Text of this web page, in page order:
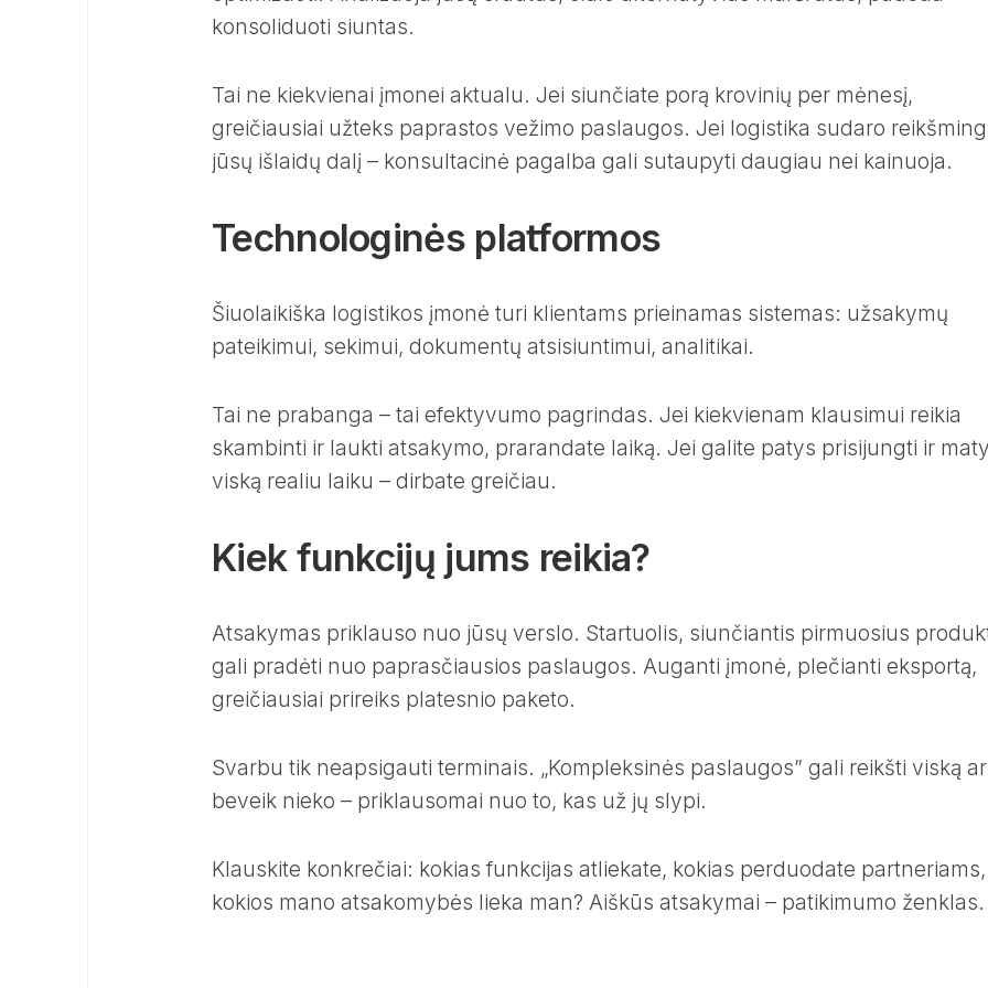
konsoliduoti siuntas.
Tai ne kiekvienai įmonei aktualu. Jei siunčiate porą krovinių per mėnesį,
greičiausiai užteks paprastos vežimo paslaugos. Jei logistika sudaro
jūsų išlaidų dalį – konsultacinė pagalba gali sutaupyti daugiau nei kainuoja.
Technologinės platformos
Šiuolaikiška logistikos įmonė turi klientams prieinamas sistemas: užsakymų
pateikimui, sekimui, dokumentų atsisiuntimui, analitikai.
Tai ne prabanga – tai efektyvumo pagrindas. Jei kiekvienam klausimui reikia
skambinti ir laukti atsakymo, prarandate laiką. Jei galite patys prisijungti ir
viską realiu laiku – dirbate greičiau.
Kiek funkcijų jums reikia?
Atsakymas priklauso nuo jūsų verslo. Startuolis, siunčiantis pirmuosius
gali pradėti nuo paprasčiausios paslaugos. Auganti įmonė, plečianti eksportą,
greičiausiai prireiks platesnio paketo.
Svarbu tik neapsigauti terminais. „Kompleksinės paslaugos” gali reikšti viską
beveik nieko – priklausomai nuo to, kas už jų slypi.
Klauskite konkrečiai: kokias funkcijas atliekate, kokias perduodate partneriams,
kokios mano atsakomybės lieka man? Aiškūs atsakymai – patikimumo ženklas.